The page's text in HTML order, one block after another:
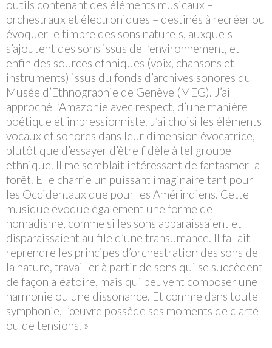
outils contenant des éléments musicaux –
orchestraux et électroniques – destinés à recréer ou
évoquer le timbre des sons naturels, auxquels
s’ajoutent des sons issus de l’environnement, et
enfin des sources ethniques (voix, chansons et
instruments) issus du fonds d’archives sonores du
Musée d’Ethnographie de Genève (MEG). J’ai
approché l’Amazonie avec respect, d’une manière
poétique et impressionniste. J’ai choisi les éléments
vocaux et sonores dans leur dimension évocatrice,
plutôt que d’essayer d’être fidèle à tel groupe
ethnique. Il me semblait intéressant de fantasmer la
forêt. Elle charrie un puissant imaginaire tant pour
les Occidentaux que pour les Amérindiens. Cette
musique évoque également une forme de
nomadisme, comme si les sons apparaissaient et
disparaissaient au file d’une transumance. Il fallait
reprendre les principes d’orchestration des sons de
la nature, travailler à partir de sons qui se succèdent
de façon aléatoire, mais qui peuvent composer une
harmonie ou une dissonance. Et comme dans toute
symphonie, l’œuvre possède ses moments de clarté
ou de tensions. »